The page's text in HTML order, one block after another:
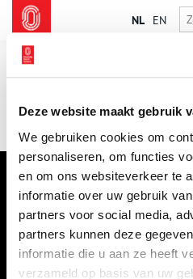
Deze website maakt gebruik
We gebruiken cookies om
personaliseren, om functies
en om ons websiteverkeer te
informatie over uw gebruik
partners voor social media,
partners kunnen deze
informatie die u aan ze heeft
verzameld op basis van uw
NL EN
VERHALEN
NIEUWS
KALENDER